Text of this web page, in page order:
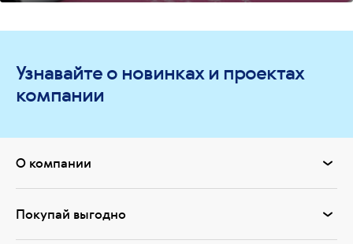
Узнавайте о новинках и проектах
компании
О компании
Покупай выгодно